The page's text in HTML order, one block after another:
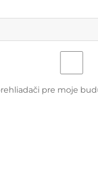
pre moje